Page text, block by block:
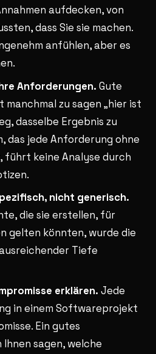
aufdecken, von
dass Sie sie machen.
anfühlen, aber es
Anforderungen. Gute
zu sagen „hier ist
dasselbe Ergebnis zu
das jede Anforderung ohne
führt keine Analyse durch
nicht generisch.
die sie erstellen, für
gelten könnten, wurde die
Tiefe
erklären. Jede
in einem Softwareprojekt
Ein gutes
sagen, welche